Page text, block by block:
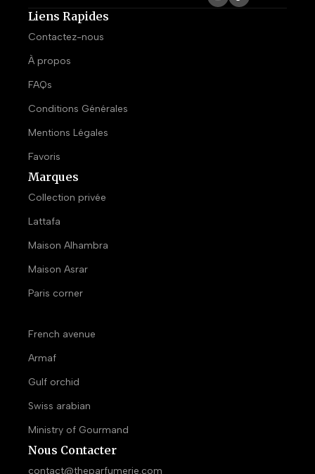
Liens Rapides
Contactez-nous
À propos
FAQs
Conditions Générales
Mentions Légales
Favoris
Marques
Collection privée
Lattafa
Maison Alhambra
Maison Asrar
Paris corner
French avenue
Armaf
Gulf orchid
Swiss arabian
Ministry of Gourmand
Nous Contacter
contact@theparfumerie.com